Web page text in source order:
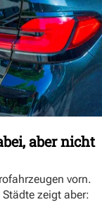
aber nicht
vorn.
zeigt aber: